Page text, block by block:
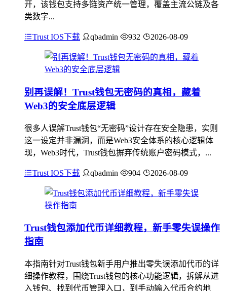
开，该钱包支持多链资产统一管理，覆盖主流公链及各
类数字...
Trust IOS下载 qbadmin 932 2026-08-09
别再误解！Trust钱包无密码的真相，藏着
Web3的安全底层逻辑
很多人误解Trust钱包“无密码”设计存在安全隐患，实则
这一设定并非漏洞，而是Web3安全体系的核心逻辑体
现，Web3时代，Trust钱包摒弃传统账户密码模式，...
Trust IOS下载 qbadmin 904 2026-08-09
Trust钱包添加代币详细教程，新手零失误操作
指南
本指南针对Trust钱包新手用户推出零失误添加代币的详
细操作教程，围绕Trust钱包的核心功能逻辑，拆解从进
入钱包、找到代币管理入口，到手动输入代币合约地